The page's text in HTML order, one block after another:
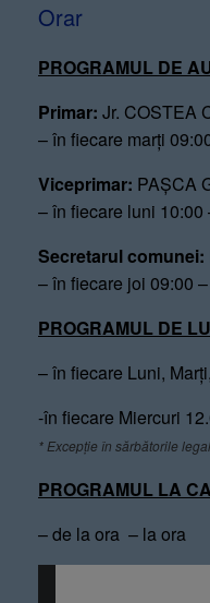
Orar
PROGRAMUL DE
Primar: Jr. COSTEA
– în fiecare marți
Viceprimar: PAȘCA
– în fiecare luni 10:00
Secretarul comunei:
– în fiecare joi 09:00
PROGRAMUL DE
– în fiecare Luni,
-în fiecare Miercuri
* Excepție în sărbătorile
PROGRAMUL LA
– de la ora – la ora